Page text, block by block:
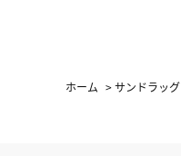
ホーム >サンドラッグ